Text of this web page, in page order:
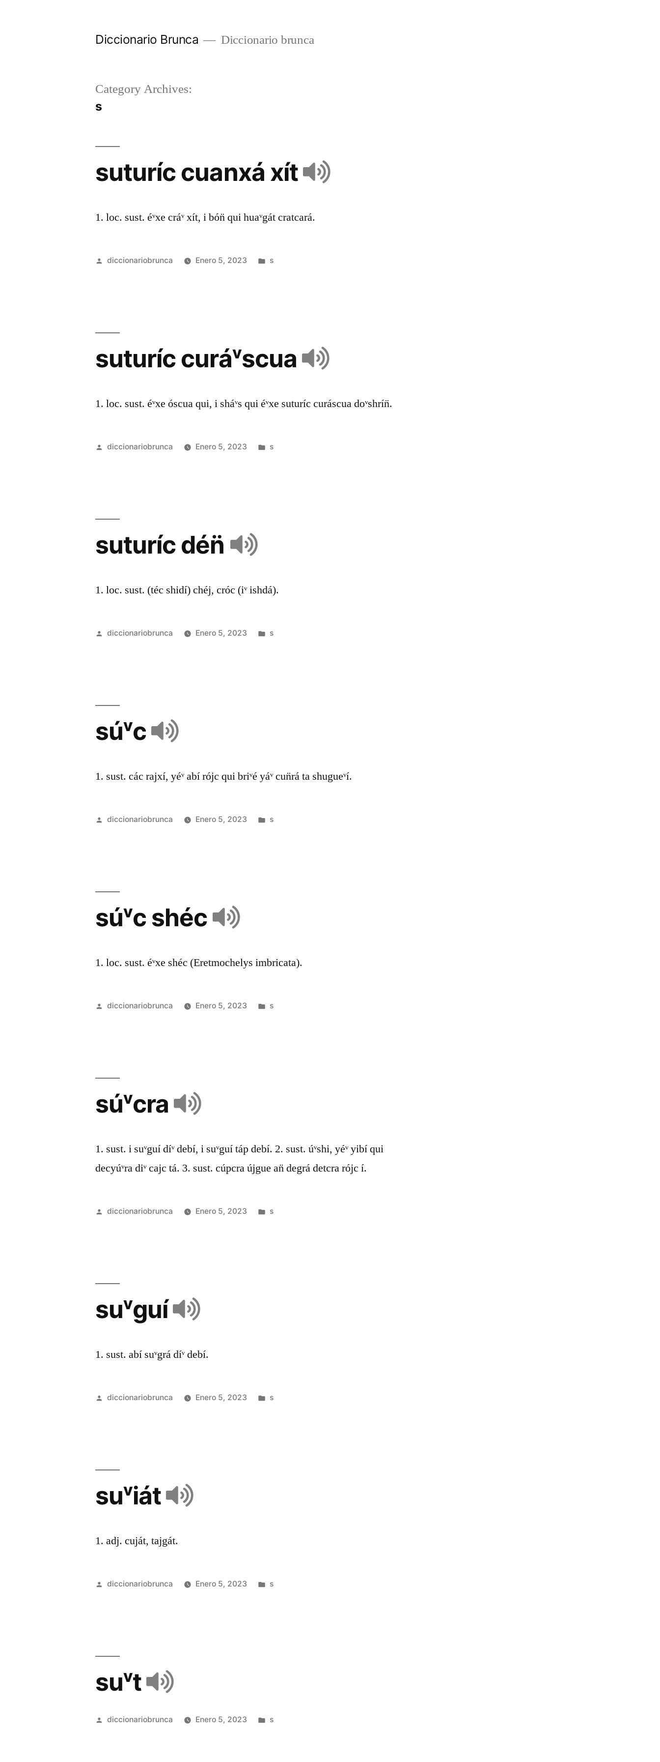
Diccionario Brunca Diccionario brunca
Category Archives:
s
suturíc cuanxá xít
1. loc. sust. éᵛxe cráᵛ xít, i bón̈ qui huaᵛgát cratcará.
diccionariobrunca Enero 5, 2023 s
suturíc curáᵛscua
1. loc. sust. éᵛxe óscua qui, i sháᵛs qui éᵛxe suturíc curáscua doᵛshrín̈.
diccionariobrunca Enero 5, 2023 s
suturíc dén̈
1. loc. sust. (téc shidí) chéj, cróc (iᵛ ishdá).
diccionariobrunca Enero 5, 2023 s
súᵛc
1. sust. các rajxí, yéᵛ abí rójc qui briᵛé yáᵛ cun̈rá ta shugueᵛí.
diccionariobrunca Enero 5, 2023 s
súᵛc shéc
1. loc. sust. éᵛxe shéc (Eretmochelys imbricata).
diccionariobrunca Enero 5, 2023 s
súᵛcra
1. sust. i suᵛguí díᵛ debí, i suᵛguí táp debí. 2. sust. úᵛshi, yéᵛ yibí qui
decyúᵛra diᵛ cajc tá. 3. sust. cúpcra újgue an̈ degrá detcra rójc í.
diccionariobrunca Enero 5, 2023 s
suᵛguí
1. sust. abí suᵛgrá díᵛ debí.
diccionariobrunca Enero 5, 2023 s
suᵛiát
1. adj. cuját, tajgát.
diccionariobrunca Enero 5, 2023 s
suᵛt
diccionariobrunca Enero 5, 2023 s